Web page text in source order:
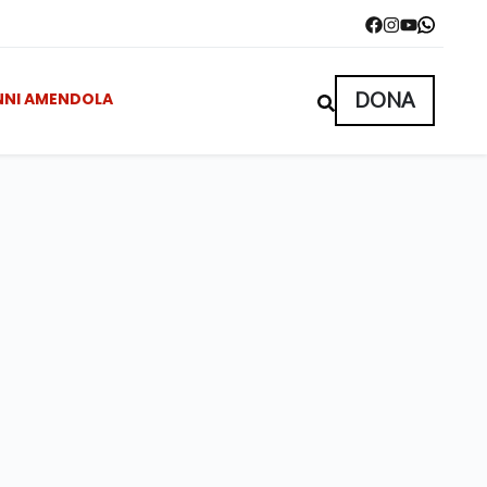
AMENDOLA DONA